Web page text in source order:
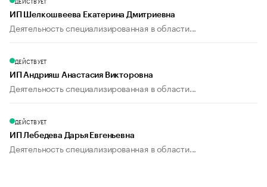
ИП Шелкошвеева Екатерина Дмитриевна
Деятельность специализированная в области...
ДЕЙСТВУЕТ
ИП Андрияш Анастасия Викторовна
Деятельность специализированная в области...
ДЕЙСТВУЕТ
ИП Лебедева Дарья Евгеньевна
Деятельность специализированная в области...